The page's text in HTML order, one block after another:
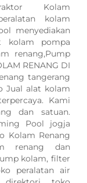
Kolam
kolam
menyediakan
kolam pompa
renang,Pump
RENANG DI
tangerang
Jual alat kolam
Kami
dan satuan.
Pool jogja
Kolam Renang
renang dan
kolam, filter
peralatan air